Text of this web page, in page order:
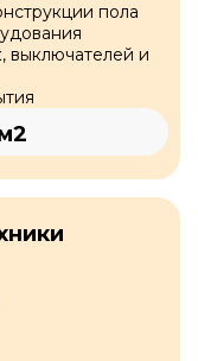
пола
выключателей и